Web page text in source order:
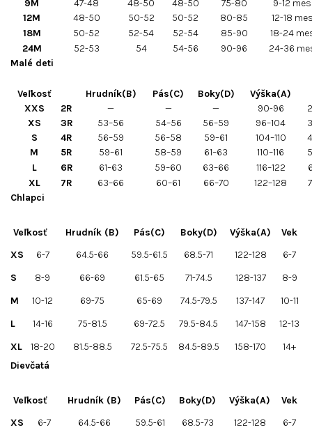
9M
47-48 48-50 48-50 75-80
9-12
12M
48-50 50-52 50-52 80-85
12-18
18M
50-52 52-54 52-54 85-90
18-24
24M
52-53 54 54-56 90-96
24-36
Malé deti
Veľkosť Hrudník(B) Pás(C) Boky(D)
Výška(A)
XXS
2R — — — 90-96
XS
3R 53–56 54–56 56–59 96–104
S
4R 56–59 56–58 59–61 104–110
M
5R 59–61 58–59 61–63 110–116
L
6R 61–63 59–60 63–66 116–122
XL
7R 63–66 60–61 66–70 122–128
Chlapci
Veľkosť Hrudník (B) Pás(C) Boky(D) Výška(A)
Vek
XS
6-7 64.5-66 59.5-61.5 68.5-71 122-128
6-7
S
8-9 66-69 61.5-65 71-74.5 128-137
8-9
M
10-12 69-75 65-69 74.5-79.5 137-147
10-11
L
14-16 75-81.5 69-72.5 79.5-84.5 147-158
12-13
XL
18-20 81.5-88.5 72.5-75.5 84.5-89.5 158-170
14+
Dievčatá
Veľkosť Hrudník (B) Pás(C) Boky(D) Výška(A)
Vek
XS
6-7 64.5-66 59.5-61 68.5-73 122-128
6-7